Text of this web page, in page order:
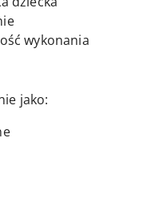
wykonania
jako: